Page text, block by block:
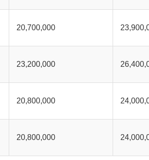
20,700,000
23,200,000
20,800,000
20,800,000